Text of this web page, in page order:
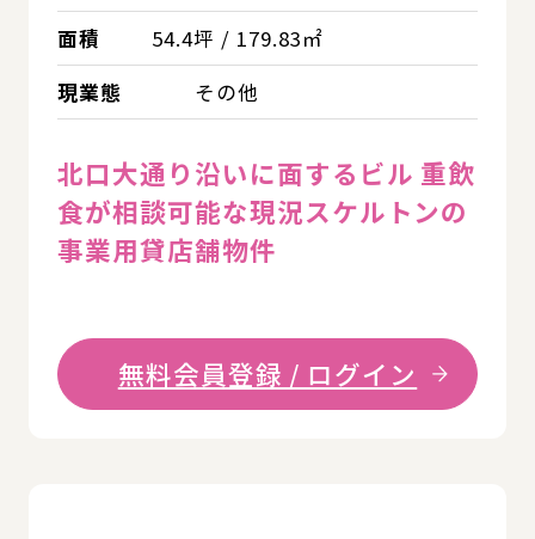
面積
54.4坪 / 179.83㎡
現業態
その他
北口大通り沿いに面するビル 重飲
食が相談可能な現況スケルトンの
事業用貸店舗物件
無料会員登録 / ログイン